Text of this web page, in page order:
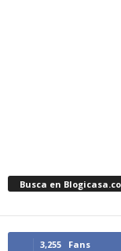
Busca en
3,255 Fans